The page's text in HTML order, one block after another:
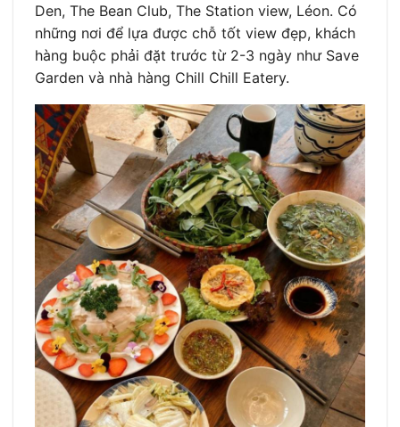
Den, The Bean Club, The Station view, Léon. Có
những nơi để lựa được chỗ tốt view đẹp, khách
hàng buộc phải đặt trước từ 2-3 ngày như Save
Garden và nhà hàng Chill Chill Eatery.